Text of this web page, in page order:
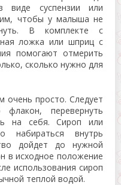
виде суспензии или
чтобы у малыша не
В комплекте с
ложка или шприц с
помогают отмерить
сколько нужно для
очень просто. Следует
перевернуть
на себя. Сироп или
набираться внутрь
дойдет до нужной
в исходное положение
использования сироп
теплой водой.